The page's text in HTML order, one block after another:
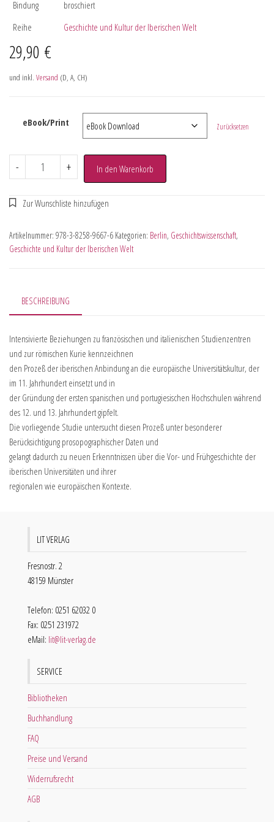
Bindung
broschiert
Reihe
Geschichte und Kultur der Iberischen Welt
29,90 €
und inkl. Versand (D, A, CH)
eBook/Print Zurücksetzen
- + In den Warenkorb
Artikelnummer: 978-3-8258-9667-6 Kategorien: Berlin, Geschichtswissenschaft,
Geschichte und Kultur der Iberischen Welt
BESCHREIBUNG
Intensivierte Beziehungen zu französischen und italienischen Studienzentren
und zur römischen Kurie kennzeichnen
den Prozeß der iberischen Anbindung an die europäische Universitätskultur, der
im 11. Jahrhundert einsetzt und in
der Gründung der ersten spanischen und portugiesischen Hochschulen während
des 12. und 13. Jahrhundert gipfelt.
Die vorliegende Studie untersucht diesen Prozeß unter besonderer
Berücksichtigung prosopographischer Daten und
gelangt dadurch zu neuen Erkenntnissen über die Vor- und Frühgeschichte der
iberischen Universitäten und ihrer
regionalen wie europäischen Kontexte.
LIT VERLAG
Fresnostr. 2
48159 Münster
Telefon: 0251 62032 0
Fax: 0251 231972
eMail: lit@lit-verlag.de
SERVICE
Bibliotheken
Buchhandlung
FAQ
Preise und Versand
Widerrufsrecht
AGB